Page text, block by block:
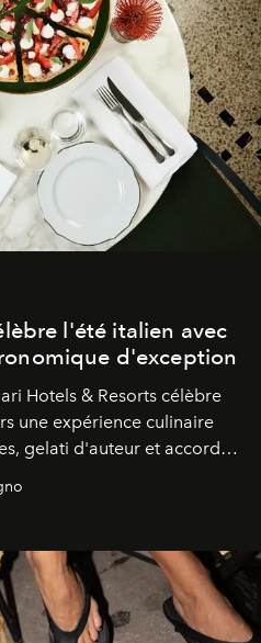
l'été italien avec
d'exception
Hotels & Resorts célèbre
une expérience culinaire
gelati d'auteur et accords
voyage sensoriel.